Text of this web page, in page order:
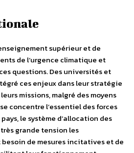
supérieur et de
de l’urgence climatique et
questions. Des universités et
ces enjeux dans leur stratégie
missions, malgré des moyens
concentre l’essentiel des forces
le système d’allocation des
grande tension les
de mesures incitatives et de